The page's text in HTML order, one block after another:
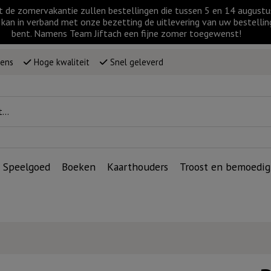
de zomervakantie zullen bestellingen die tussen 5 en 14
in verband met onze bezetting de uitlevering van uw
bent. Namens Team Jiftach een fijne zomer toegewenst!
Hoge kwaliteit Snel geleverd
Speelgoed Boeken Kaarthouders Troost en